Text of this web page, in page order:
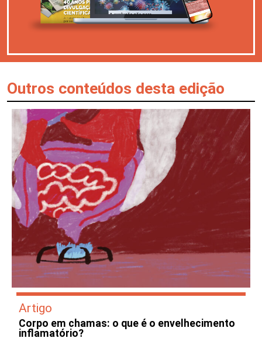
Outros conteúdos desta edição
Artigo
Corpo em chamas: o que é o envelhecimento
inflamatório?